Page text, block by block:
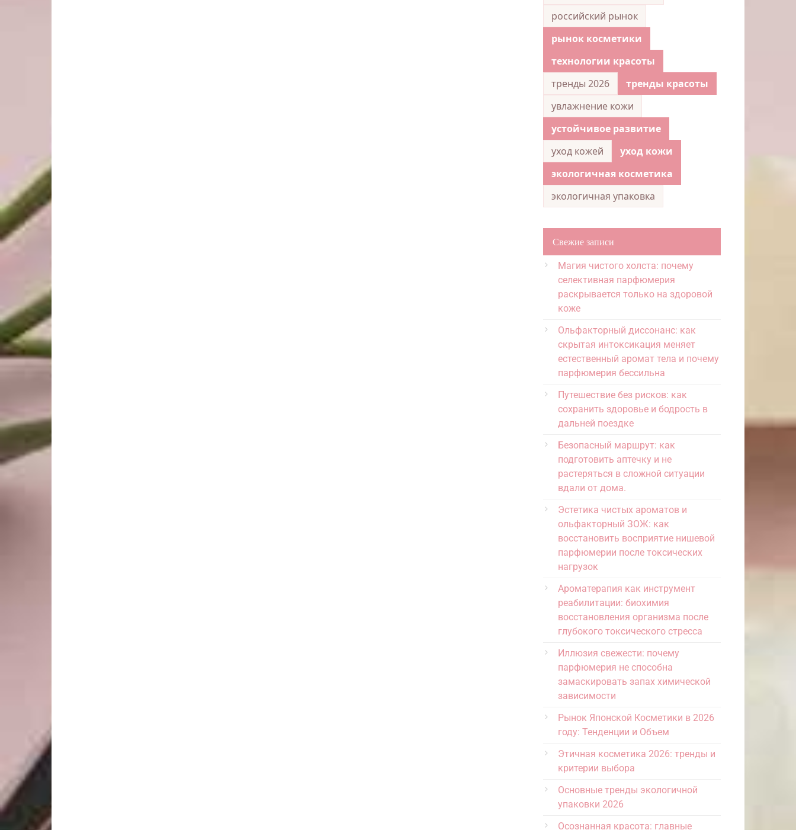
российский рынок
рынок косметики
технологии красоты
тренды 2026
тренды красоты
увлажнение кожи
устойчивое развитие
уход кожей
уход кожи
экологичная косметика
экологичная упаковка
Свежие записи
Магия чистого холста: почему
селективная парфюмерия
раскрывается только на здоровой
коже
Ольфакторный диссонанс: как
скрытая интоксикация меняет
естественный аромат тела и почему
парфюмерия бессильна
Путешествие без рисков: как
сохранить здоровье и бодрость в
дальней поездке
Безопасный маршрут: как
подготовить аптечку и не
растеряться в сложной ситуации
вдали от дома.
Эстетика чистых ароматов и
ольфакторный ЗОЖ: как
восстановить восприятие нишевой
парфюмерии после токсических
нагрузок
Ароматерапия как инструмент
реабилитации: биохимия
восстановления организма после
глубокого токсического стресса
Иллюзия свежести: почему
парфюмерия не способна
замаскировать запах химической
зависимости
Рынок Японской Косметики в 2026
году: Тенденции и Объем
Этичная косметика 2026: тренды и
критерии выбора
Основные тренды экологичной
упаковки 2026
Осознанная красота: главные